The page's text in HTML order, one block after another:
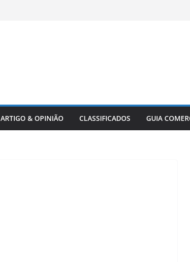
ARTIGO & OPINIÃO CLASSIFICADOS GUIA